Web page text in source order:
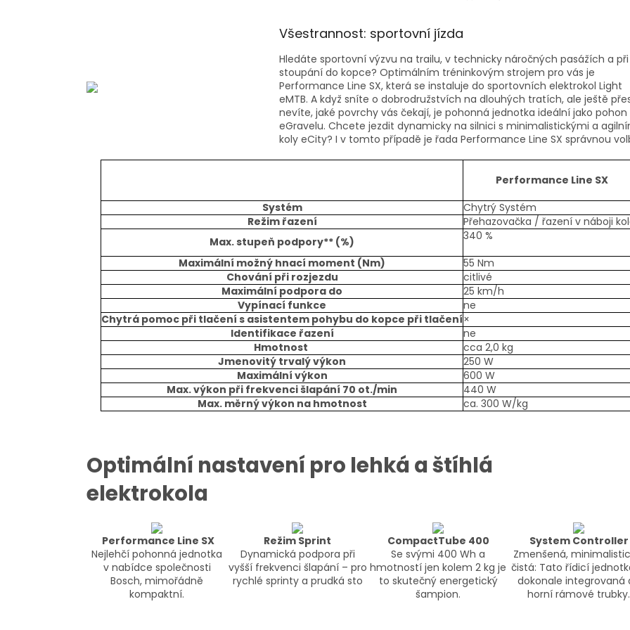
Všestrannost: sportovní jízda
Hledáte sportovní výzvu na trailu, v technicky náročných pasážích a při
stoupání do kopce? Optimálním tréninkovým strojem pro vás je
Performance Line SX, která se instaluje do sportovních elektrokol Light
eMTB. A když sníte o dobrodružstvích na dlouhých tratích, ale ještě
nevíte, jaké povrchy vás čekají, je pohonná jednotka ideální jako pohon
eGravelu. Chcete jezdit dynamicky na silnici s minimalistickými a
koly eCity? I v tomto případě je řada Performance Line SX správnou
Performance Line SX
Systém
Chytrý Systém
Režim řazení
Přehazovačka / řazení v náboji
Max. stupeň podpory** (%)
340 %
Maximální možný hnací moment (Nm)
55 Nm
Chování při rozjezdu
citlivé
Maximální podpora do
25 km/h
Vypínací funkce
ne
Chytrá pomoc při tlačení s asistentem pohybu do kopce při tlačení×
Identifikace řazení
ne
Hmotnost
cca 2,0 kg
Jmenovitý trvalý výkon
250 W
Maximální výkon
600 W
Max. výkon při frekvenci šlapání 70 ot./min
440 W
Max. měrný výkon na hmotnost
ca. 300 W/kg
Optimální nastavení pro lehká a štíhlá
elektrokola
Performance Line SX
Nejlehčí pohonná jednotka
v nabídce společnosti
Bosch, mimořádně
kompaktní.
Režim Sprint
Dynamická podpora při
vyšší frekvenci šlapání – pro
rychlé sprinty a prudká sto
CompactTube 400
Se svými 400 Wh a
hmotností jen kolem 2 kg je
to skutečný energetický
šampion.
System Controller
Zmenšená,
čistá: Tato řídicí
dokonale integrovaná
horní rámové trubky.